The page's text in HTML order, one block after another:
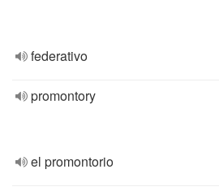
federativo
promontory
el promontorio